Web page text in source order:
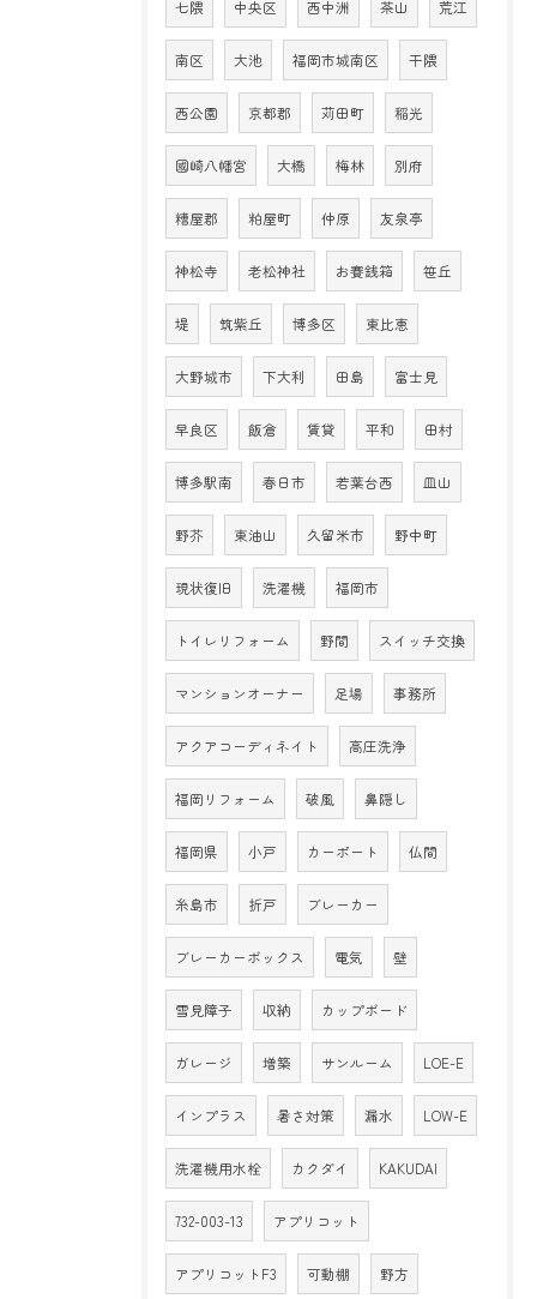
七隈 中央区 西中洲 茶山 荒江
南区 大池 福岡市城南区 干隈
西公園 京都郡 苅田町 稲光
國崎八幡宮 大橋 梅林 別府
糟屋郡 粕屋町 仲原 友泉亭
神松寺 老松神社 お賽銭箱 笹丘
堤 筑紫丘 博多区 東比恵
大野城市 下大利 田島 富士見
早良区 飯倉 賃貸 平和 田村
博多駅南 春日市 若葉台西 皿山
野芥 東油山 久留米市 野中町
現状復旧 洗濯機 福岡市
トイレリフォーム 野間 スイッチ交換
マンションオーナー 足場 事務所
アクアコーディネイト 高圧洗浄
福岡リフォーム 破風 鼻隠し
福岡県 小戸 カーポート 仏間
糸島市 折戸 ブレーカー
ブレーカーボックス 電気 壁
雪見障子 収納 カップボード
ガレージ 増築 サンルーム LOE-E
インプラス 暑さ対策 漏水 LOW-E
洗濯機用水栓 カクダイ KAKUDAI
732-003-13 アプリコット
アプリコットF3 可動棚 野方